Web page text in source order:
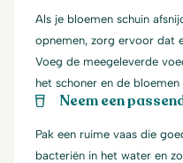
Als je bloemen schuin
opnemen, zorg ervoor dat
Voeg de meegeleverde
het schoner en de
Neem een
Pak een ruime vaas die
bacteriën in het water en